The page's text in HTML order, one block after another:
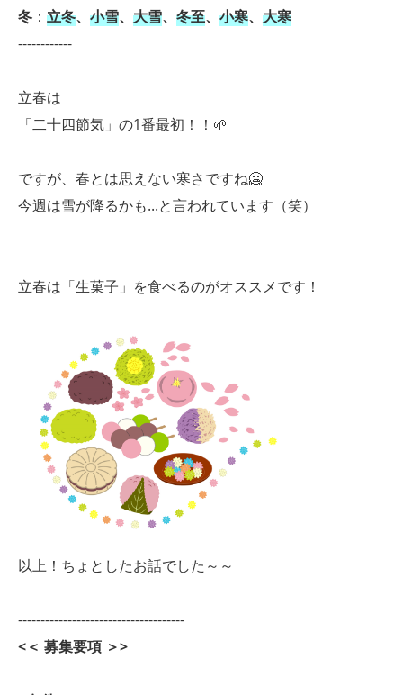
冬 ： 立冬、 小雪、 大雪、 冬至、 小寒、 大寒
------------
立春は
「二十四節気」の1番最初！！🌱
ですが、春とは思えない寒さですね🥶
今週は雪が降るかも...と言われています（笑）
立春は「生菓子」を食べるのがオススメです！
以上！ちょとしたお話でした～～
-------------------------------------
<＜ 募集要項 ＞>